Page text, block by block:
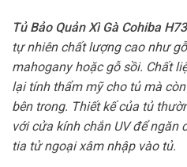
Tủ Bảo Quản Xì Gà Cohiba
tự nhiên chất lượng cao như
mahogany hoặc gỗ sồi. Chất
lại tính thẩm mỹ cho tủ mà
bên trong. Thiết kế của tủ
với cửa kính chắn UV để ngăn
tia tử ngoại xâm nhập vào tủ.